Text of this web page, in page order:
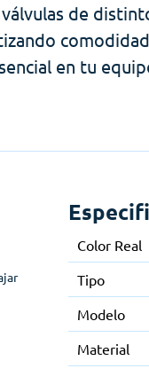
de
en tu
Color Real
Tipo
Modelo
Material